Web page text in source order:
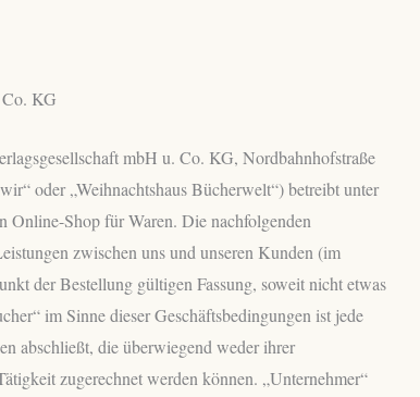
KG
mbH u. Co. KG, Nordbahnhofstraße
oder „Weihnachtshaus Bücherwelt“) betreibt unter
Online-Shop für Waren. Die nachfolgenden
zwischen uns und unseren Kunden (im
der Bestellung gültigen Fassung, soweit nicht etwas
im Sinne dieser Geschäftsbedingungen ist jede
abschließt, die überwiegend weder ihrer
zugerechnet werden können. „Unternehmer“